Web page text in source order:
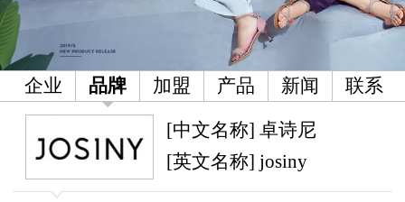
企业 品牌 加盟 产品 新闻 联系
[中文名称] 卓诗尼
[英文名称] josiny